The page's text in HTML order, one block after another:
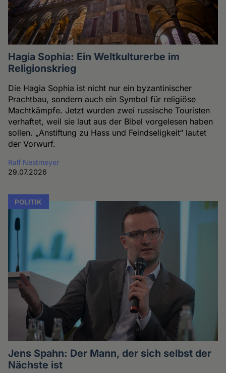
Hagia Sophia: Ein Weltkulturerbe im
Religionskrieg
Die Hagia Sophia ist nicht nur ein byzantinischer
Prachtbau, sondern auch ein Symbol für religiöse
Machtkämpfe. Jetzt wurden zwei russische Touristen
verhaftet, weil sie laut aus der Bibel vorgelesen haben
sollen. „Anstiftung zu Hass und Feindseligkeit“ lautet
der Vorwurf.
Ralf Nestmeyer
29.07.2026
POLITIK
Jens Spahn: Der Mann, der sich selbst der
Nächste ist